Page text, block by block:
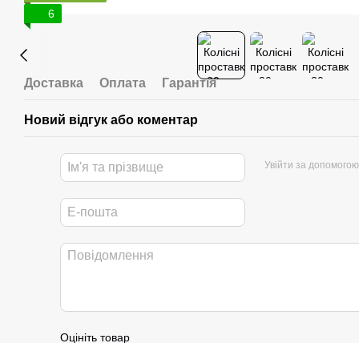
6
Доставка Оплата Гарантія
Новий відгук або коментар
Увійти за допомогою
Оцініть товар